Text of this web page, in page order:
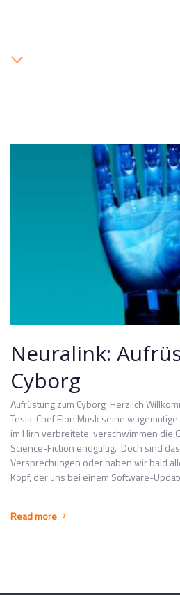
Neuralink:
Cyborg
Aufrüstung zum Cyborg Herzlich
Tesla-Chef Elon Musk seine
im Hirn verbreitete, verschwimmen die
Science-Fiction endgültig. Doch sind
Versprechungen oder haben wir bald
Kopf, der uns bei einem Software-
Read more